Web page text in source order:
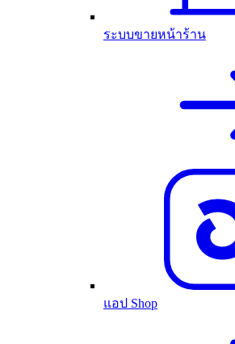
ระบบขายหน้าร้าน
แอป Shop